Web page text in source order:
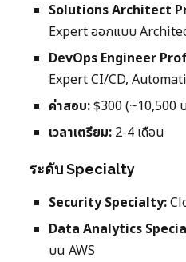
Solutions Architect
Expert ออกแบบ
DevOps Engineer
Expert CI/CD,
ค่าสอบ:$300 (~10,500
เวลาเตรียม: 2-4 เดือน
ระดับ Specialty
Security Specialty:
Data Analytics
บน AWS